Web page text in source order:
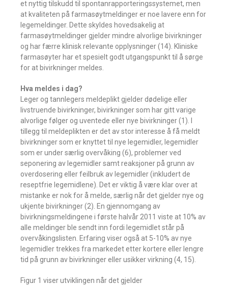
et nyttig tilskudd til spontanrapporteringssystemet, men
at kvaliteten på farmasøytmeldinger er noe lavere enn for
legemeldinger. Dette skyldes hovedsakelig at
farmasøytmeldinger gjelder mindre alvorlige bivirkninger
og har færre klinisk relevante opplysninger (14). Kliniske
farmasøyter har et spesielt godt utgangspunkt til å sørge
for at bivirkninger meldes.
Hva meldes i dag?
Leger og tannlegers meldeplikt gjelder dødelige eller
livstruende bivirkninger, bivirkninger som har gitt varige
alvorlige følger og uventede eller nye bivirkninger (1). I
tillegg til meldeplikten er det av stor interesse å få meldt
bivirkninger som er knyttet til nye legemidler, legemidler
som er under særlig overvåking (6), problemer ved
seponering av legemidler samt reaksjoner på grunn av
overdosering eller feilbruk av legemidler (inkludert de
reseptfrie legemidlene). Det er viktig å være klar over at
mistanke er nok for å melde, særlig når det gjelder nye og
ukjente bivirkninger (2). En gjennomgang av
bivirkningsmeldingene i første halvår 2011 viste at 10% av
alle meldinger ble sendt inn fordi legemidlet står på
overvåkingslisten. Erfaring viser også at 5-10% av nye
legemidler trekkes fra markedet etter kortere eller lengre
tid på grunn av bivirkninger eller usikker virkning (4, 15).
Figur 1 viser utviklingen når det gjelder